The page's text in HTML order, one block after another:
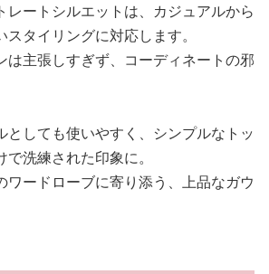
レートシルエットは、カジュアルから
タイリングに対応します。
は主張しすぎず、コーディネートの邪
としても使いやすく、シンプルなトッ
洗練された印象に。
ワードローブに寄り添う、上品なガウ